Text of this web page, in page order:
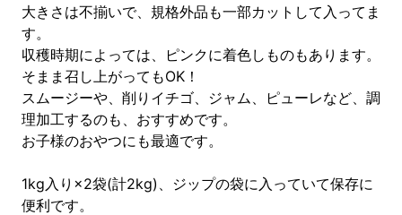
大きさは不揃いで、規格外品も一部カットして入ってま
す。
収穫時期によっては、ピンクに着色しものもあります。
そまま召し上がってもOK！
スムージーや、削りイチゴ、ジャム、ピューレなど、調
理加工するのも、おすすめです。
お子様のおやつにも最適です。
1kg入り×2袋(計2kg)、ジップの袋に入っていて保存に
便利です。